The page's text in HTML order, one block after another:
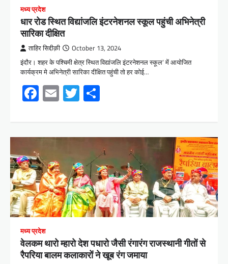
मध्य प्रदेश
धार रोड स्थित विद्यांजलि इंटरनेशनल स्कूल पहुंची अभिनेत्री
सारिका दीक्षित
ताहिर सिद्दीक़ी October 13, 2024
इंदौर। शहर के पश्चिमी क्षेत्र स्थित विद्यांजलि इंटरनेशनल स्कूल’ में आयोजित
कार्यक्रम मे अभिनेत्री सारिका दीक्षित पहुंची तो हर कोई…
Facebook
EmailTwitter
मध्य प्रदेश
वेलकम थारो म्हारो देश पधारो जैसी रंगारंग राजस्थानी गीतों से
रैपरिया बालम कलाकारों ने खूब रंग जमाया